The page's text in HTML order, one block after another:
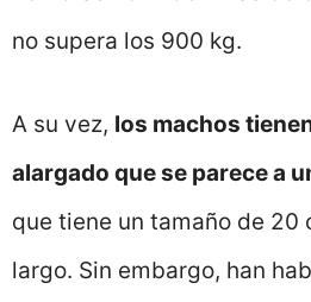
no supera los 900 kg.
A su vez, los machos
alargado que se parece a
que tiene un tamaño de 20
largo. Sin embargo, han